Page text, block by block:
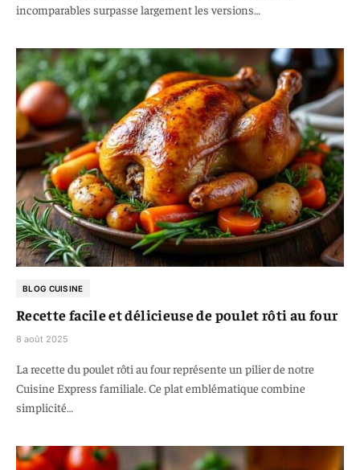
incomparables surpasse largement les versions…
BLOG CUISINE
Recette facile et délicieuse de poulet rôti au four
8 août 2025
La recette du poulet rôti au four représente un pilier de notre
Cuisine Express familiale. Ce plat emblématique combine
simplicité…